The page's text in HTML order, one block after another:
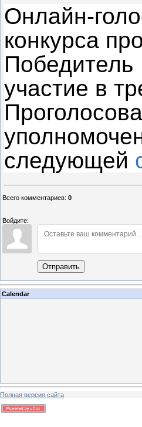
Онлайн-
конкурса
Победитель
участие в
следующей
Всего комментариев: 0
Войдите:
Отправить
Calendar
Полная версия сайта